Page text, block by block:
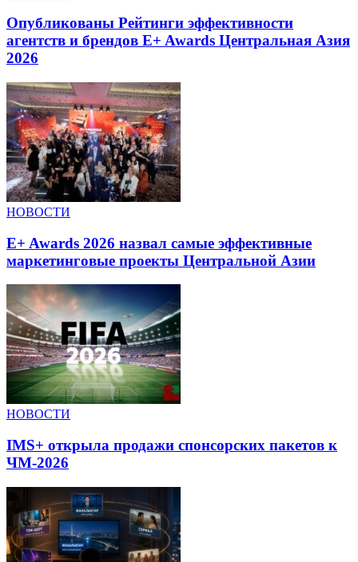
Опубликованы Рейтинги эффективности
агентств и брендов E+ Awards Центральная Азия
2026
НОВОСТИ
E+ Awards 2026 назвал самые эффективные
маркетинговые проекты Центральной Азии
НОВОСТИ
IMS+ открыла продажи спонсорских пакетов к
ЧМ-2026